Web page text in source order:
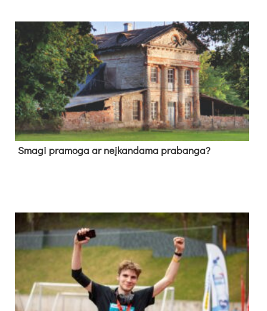
Sma­gi pra­mo­ga ar neį­kan­da­ma pra­ban­ga?